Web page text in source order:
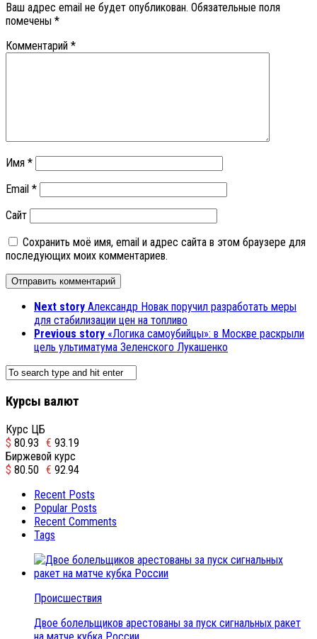
Ваш адрес email не будет опубликован. Обязательные поля
помечены *
Комментарий *
Имя *
Email *
Сайт
Сохранить моё имя, email и адрес сайта в этом браузере для
последующих моих комментариев.
Next story Александр Новак поручил разработать меры
для стабилизации цен на топливо
Previous story «Логика самоубийцы»: в Москве раскрыли
цель ультиматума Зеленского Лукашенко
Курсы валют
Курс ЦБ
$ 80.93 € 93.19
Биржевой курс
$ 80.50 € 92.94
Recent Posts
Popular Posts
Recent Comments
Tags
Происшествия
Двое болельщиков арестованы за пуск сигнальных ракет